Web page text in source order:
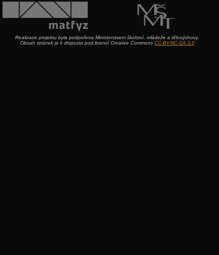
Realizace projektu byla podpořena Ministerstvem školství, mládeže a tělovýchovy.
Obsah stránek je k dispozici pod licencí Creative Commons CC-BY-NC-SA 3.0